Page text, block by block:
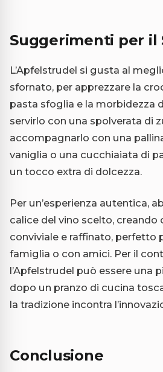
Suggerimenti per il
L’Apfelstrudel si gusta al
sfornato, per apprezzare la
pasta sfoglia e la morbidezza
servirlo con una spolverata di
accompagnarlo con una
vaniglia o una cucchiaiata di
un tocco extra di dolcezza.
Per un’esperienza autentica,
calice del vino scelto,
conviviale e raffinato, perfetto
famiglia o con amici. Per il
l’Apfelstrudel può essere una
dopo un pranzo di cucina
la tradizione incontra
Conclusione